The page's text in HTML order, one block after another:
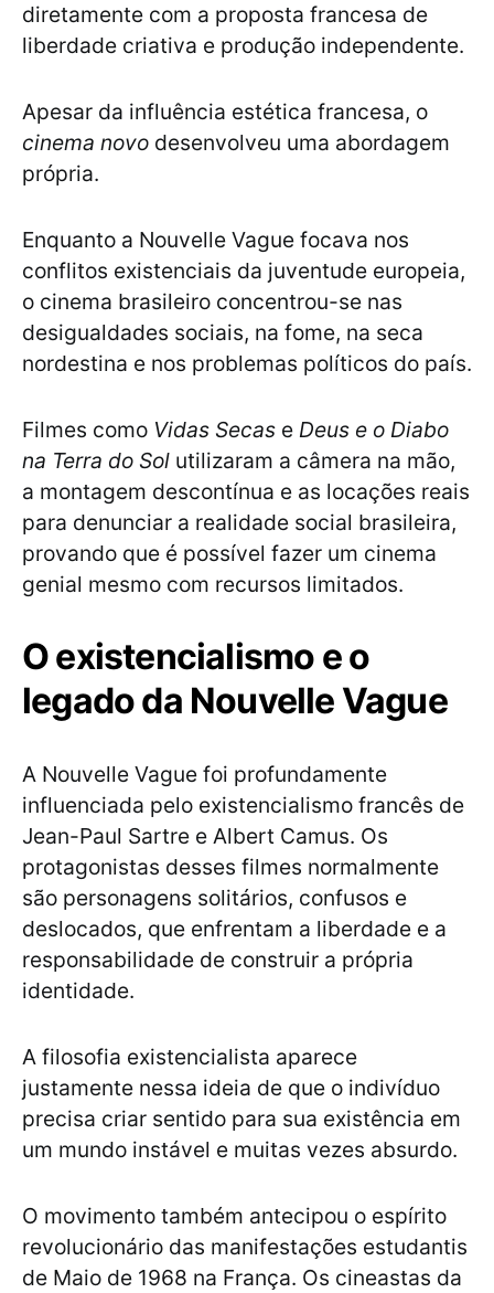
diretamente com a proposta francesa de
liberdade criativa e produção independente.
Apesar da influência estética francesa, o
cinema novo desenvolveu uma abordagem
própria.
Enquanto a Nouvelle Vague focava nos
conflitos existenciais da juventude europeia,
o cinema brasileiro concentrou-se nas
desigualdades sociais, na fome, na seca
nordestina e nos problemas políticos do país.
Filmes como Vidas Secas e Deus e o Diabo
na Terra do Sol utilizaram a câmera na mão,
a montagem descontínua e as locações reais
para denunciar a realidade social brasileira,
provando que é possível fazer um cinema
genial mesmo com recursos limitados.
O existencialismo e o
legado da Nouvelle Vague
A Nouvelle Vague foi profundamente
influenciada pelo existencialismo francês de
Jean-Paul Sartre e Albert Camus. Os
protagonistas desses filmes normalmente
são personagens solitários, confusos e
deslocados, que enfrentam a liberdade e a
responsabilidade de construir a própria
identidade.
A filosofia existencialista aparece
justamente nessa ideia de que o indivíduo
precisa criar sentido para sua existência em
um mundo instável e muitas vezes absurdo.
O movimento também antecipou o espírito
revolucionário das manifestações estudantis
de Maio de 1968 na França. Os cineastas da